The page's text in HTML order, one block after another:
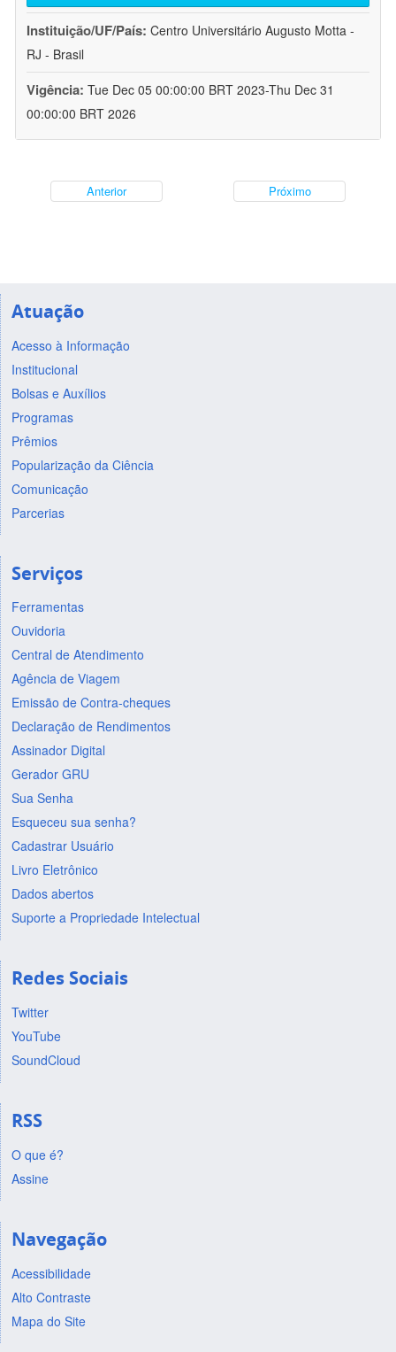
Instituição/UF/País: Centro Universitário Augusto Motta -
RJ - Brasil
Vigência: Tue Dec 05 00:00:00 BRT 2023-Thu Dec 31
00:00:00 BRT 2026
Anterior Próximo
Atuação
Acesso à Informação
Institucional
Bolsas e Auxílios
Programas
Prêmios
Popularização da Ciência
Comunicação
Parcerias
Serviços
Ferramentas
Ouvidoria
Central de Atendimento
Agência de Viagem
Emissão de Contra-cheques
Declaração de Rendimentos
Assinador Digital
Gerador GRU
Sua Senha
Esqueceu sua senha?
Cadastrar Usuário
Livro Eletrônico
Dados abertos
Suporte a Propriedade Intelectual
Redes Sociais
Twitter
YouTube
SoundCloud
RSS
O que é?
Assine
Navegação
Acessibilidade
Alto Contraste
Mapa do Site